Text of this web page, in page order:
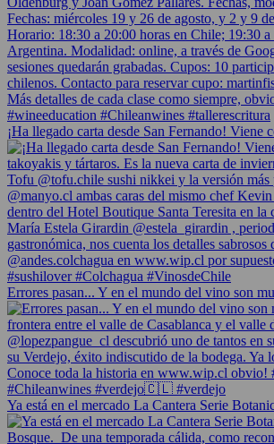
¡Ha llegado carta desde San Fernando! Viene
Errores pasan... Y en el mundo del vino son
Ya está en el mercado La Cantera Serie